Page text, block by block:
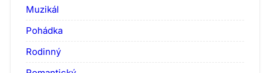
Muzikál
Pohádka
Rodinný